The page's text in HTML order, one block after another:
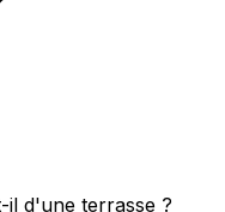
il d'une terrasse ?